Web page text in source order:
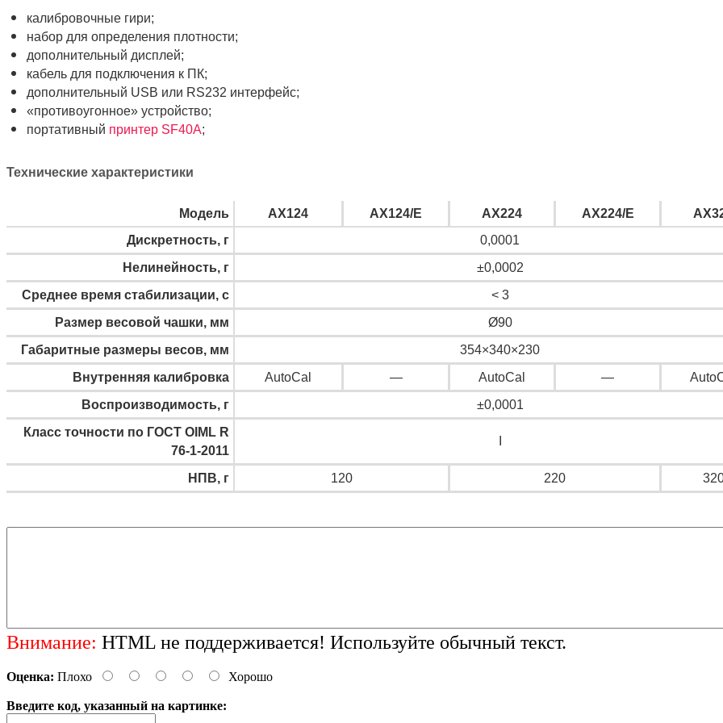
калибровочные гири;
набор для определения плотности;
дополнительный дисплей;
кабель для подключения к ПК;
дополнительный USB или RS232 интерфейс;
«противоугонное» устройство;
портативный принтер SF40A;
Технические характеристики
Модель AX124 AX124/E AX224 AX224/E
Дискретность, г
0,0001
Нелинейность, г
±0,0002
Среднее время стабилизации, с
< 3
Размер весовой чашки, мм
Ø90
Габаритные размеры весов, мм
354×340×230
Внутренняя калибровка
AutoCal — AutoCal —
Воспроизводимость, г
±0,0001
Класс точности по ГОСТ OIML R
76-1-2011
НПВ, г 120 220
Внимание: HTML не поддерживается! Используйте обычный текст.
Оценка: Плохо Хорошо
Введите код, указанный на картинке: